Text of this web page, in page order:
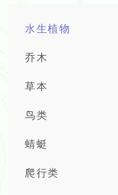
水生植物
乔木
草本
鸟类
蜻蜓
爬行类